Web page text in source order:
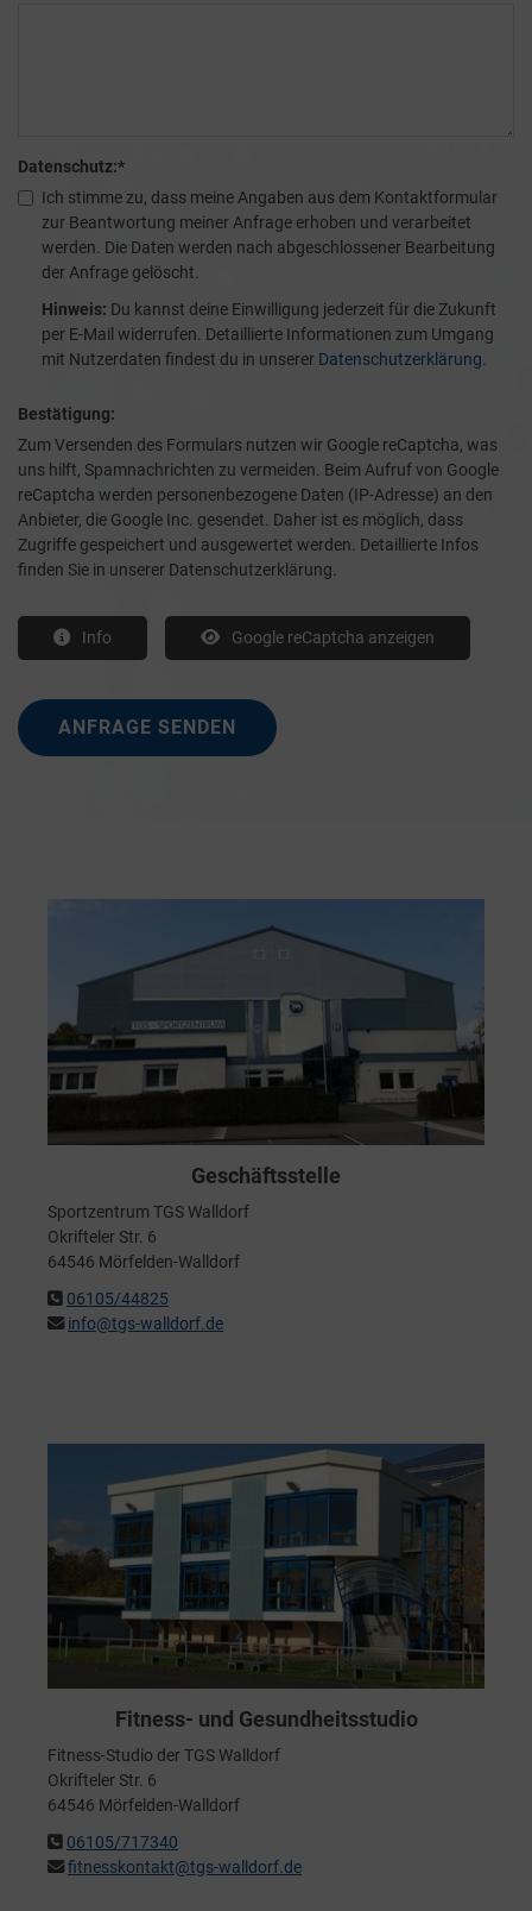
Datenschutz:*
Ich stimme zu, dass meine Angaben aus dem Kontaktformular
zur Beantwortung meiner Anfrage erhoben und verarbeitet
werden. Die Daten werden nach abgeschlossener Bearbeitung
der Anfrage gelöscht.
Hinweis: Du kannst deine Einwilligung jederzeit für die Zukunft
per E-Mail widerrufen. Detaillierte Informationen zum Umgang
mit Nutzerdaten findest du in unserer Datenschutzerklärung.
Bestätigung:
Zum Versenden des Formulars nutzen wir Google reCaptcha, was
uns hilft, Spamnachrichten zu vermeiden. Beim Aufruf von Google
reCaptcha werden personenbezogene Daten (IP-Adresse) an den
Anbieter, die Google Inc. gesendet. Daher ist es möglich, dass
Zugriffe gespeichert und ausgewertet werden. Detaillierte Infos
finden Sie in unserer Datenschutzerklärung.
Info Google reCaptcha anzeigen
Geschäftsstelle
Sportzentrum TGS Walldorf
Okrifteler Str. 6
64546 Mörfelden-Walldorf
06105/44825
info@tgs-walldorf.de
Fitness- und Gesundheitsstudio
Fitness-Studio der TGS Walldorf
Okrifteler Str. 6
64546 Mörfelden-Walldorf
06105/717340
fitnesskontakt@tgs-walldorf.de